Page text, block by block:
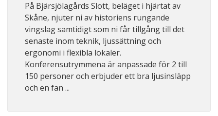
På Bjärsjölagårds Slott, beläget i hjärtat av
Skåne, njuter ni av historiens rungande
vingslag samtidigt som ni får tillgång till det
senaste inom teknik, ljussättning och
ergonomi i flexibla lokaler.
Konferensutrymmena är anpassade för 2 till
150 personer och erbjuder ett bra ljusinsläpp
och en fan ...